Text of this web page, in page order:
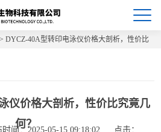
> DYCZ-40A型转印电泳仪价格大剖析，性价比
仪价格大剖析，性价比究竟几
何？
间：2025-05-15 09:18:02 点击：